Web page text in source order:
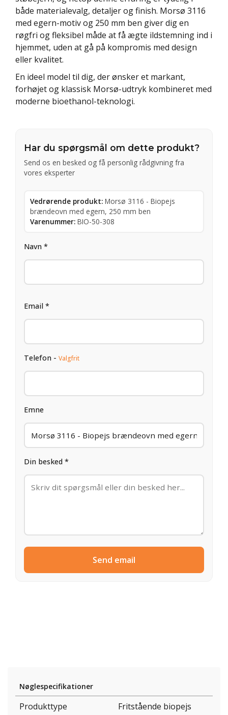
både materialevalg, detaljer og finish. Morsø 3116
med egern-motiv og 250 mm ben giver dig en
røgfri og fleksibel måde at få ægte ildstemning ind i
hjemmet, uden at gå på kompromis med design
eller kvalitet.
En ideel model til dig, der ønsker et markant,
forhøjet og klassisk Morsø-udtryk kombineret med
moderne bioethanol-teknologi.
Har du spørgsmål om dette produkt?
Send os en besked og få personlig rådgivning fra
vores eksperter
Vedrørende produkt: Morsø 3116 - Biopejs
brændeovn med egern, 250 mm ben
Varenummer: BIO-50-308
Navn *
Email *
Telefon - Valgfrit
Emne
Din besked *
Send email
Nøglespecifikationer
Produkttype
Fritstående biopejs